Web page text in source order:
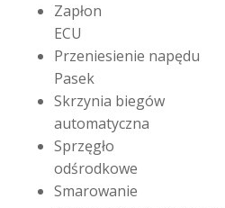
Zapłon
ECU
Przeniesienie napędu
Pasek
Skrzynia biegów
automatyczna
Sprzęgło
odśrodkowe
Smarowanie